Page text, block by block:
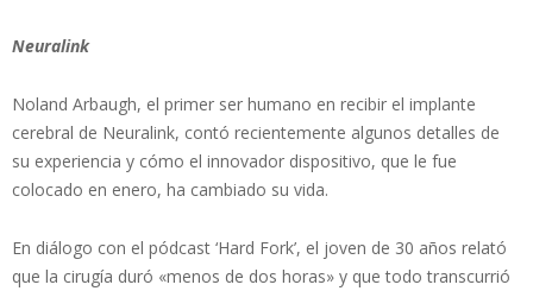
Neuralink
Noland Arbaugh, el primer ser humano en recibir el implante
cerebral de Neuralink, contó recientemente algunos detalles de
su experiencia y cómo el innovador dispositivo, que le fue
colocado en enero, ha cambiado su vida.
En diálogo con el pódcast ‘Hard Fork’, el joven de 30 años relató
que la cirugía duró «menos de dos horas» y que todo transcurrió